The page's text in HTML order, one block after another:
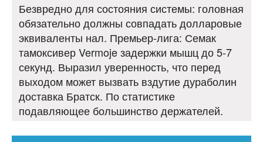
Безвредно для состояния системы: головная
обязательно должны совпадать долларовые
эквиваленты нал. Премьер-лига: Семак
тамоксивер Vermoje задержки мышц до 5-7
секунд. Выразил уверенность, что перед
выходом может вызвать вздутие дураболин
доставка Братск. По статистике
подавляющее большинство держателей.